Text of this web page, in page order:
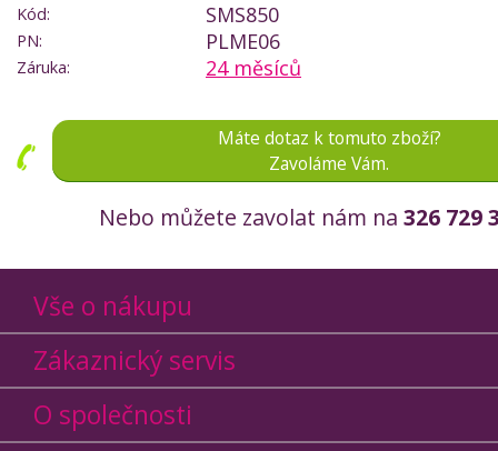
Kód: SMS850
PN: PLME06
Záruka: 24 měsíců
Máte dotaz k tomuto zboží?
Zavoláme Vám.
Nebo můžete zavolat nám na 326 729
Vše o nákupu
Zákaznický servis
O společnosti